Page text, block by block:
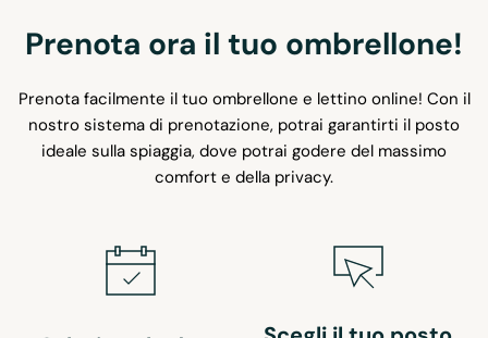
Prenota ora il tuo ombrellone!
Prenota facilmente il tuo ombrellone e lettino online! Con il
nostro sistema di prenotazione, potrai garantirti il posto
ideale sulla spiaggia, dove potrai godere del massimo
comfort e della privacy.